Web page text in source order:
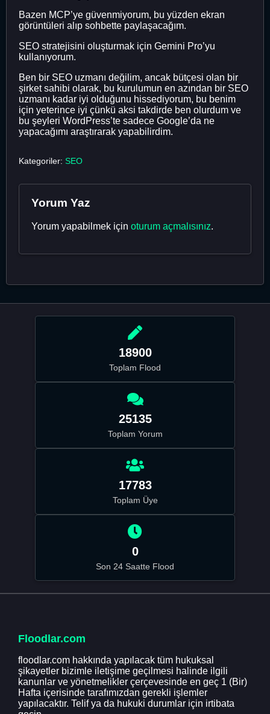
Bazen MCP’ye güvenmiyorum, bu yüzden ekran
görüntüleri alıp sohbette paylaşacağım.
SEO stratejisini oluşturmak için Gemini Pro’yu
kullanıyorum.
Ben bir SEO uzmanı değilim, ancak bütçesi olan bir
şirket sahibi olarak, bu kurulumun en azından bir SEO
uzmanı kadar iyi olduğunu hissediyorum, bu benim
için yeterince iyi çünkü aksi takdirde ben olurdum ve
bu şeyleri WordPress’te sadece Google’da ne
yapacağımı araştırarak yapabilirdim.
Kategoriler: SEO
Yorum Yaz
Yorum yapabilmek için oturum açmalısınız.
18900
Toplam Flood
25135
Toplam Yorum
17783
Toplam Üye
0
Son 24 Saatte Flood
Floodlar.com
floodlar.com hakkında yapılacak tüm hukuksal
şikayetler bizimle iletişime geçilmesi halinde ilgili
kanunlar ve yönetmelikler çerçevesinde en geç 1 (Bir)
Hafta içerisinde tarafımızdan gerekli işlemler
yapılacaktır. Telif ya da hukuki durumlar için irtibata